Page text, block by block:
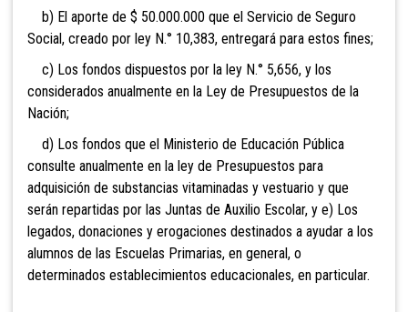
b) El aporte de $ 50.000.000 que el Servicio de Seguro
Social, creado por ley N.° 10,383, entregará para estos fines;
c) Los fondos dispuestos por la ley N.° 5,656, y los
considerados anualmente en la Ley de Presupuestos de la
Nación;
d) Los fondos que el Ministerio de Educación Pública
consulte anualmente en la ley de Presupuestos para
adquisición de substancias vitaminadas y vestuario y que
serán repartidas por las Juntas de Auxilio Escolar, y e) Los
legados, donaciones y erogaciones destinados a ayudar a los
alumnos de las Escuelas Primarias, en general, o
determinados establecimientos educacionales, en particular.